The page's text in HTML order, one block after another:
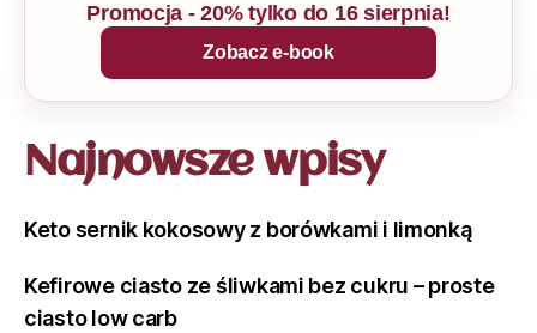
Promocja - 20% tylko do 16 sierpnia!
Zobacz e-book
Najnowsze wpisy
Keto sernik kokosowy z borówkami i limonką
Kefirowe ciasto ze śliwkami bez cukru – proste
ciasto low carb